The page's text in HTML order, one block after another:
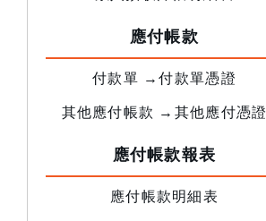
應付帳款
付款單 →付款單憑證
其他應付帳款 →其他應付憑證
應付帳款報表
應付帳款明細表